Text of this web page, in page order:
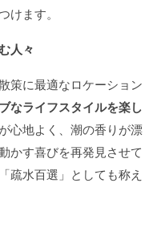
けます。
人々
策に最適なロケーション
なライフスタイルを楽し
心地よく、潮の香りが漂
かす喜びを再発見させて
疏水百選」としても称え